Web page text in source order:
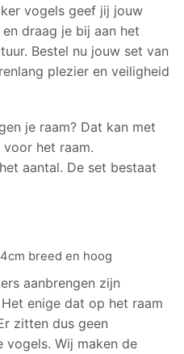
vogels geef jij jouw
draag je bij aan het
Bestel nu jouw set van
plezier en veiligheid
je raam? Dat kan met
voor het raam.
aantal. De set bestaat
breed en hoog
aanbrengen zijn
enige dat op het raam
zitten dus geen
vogels. Wij maken de